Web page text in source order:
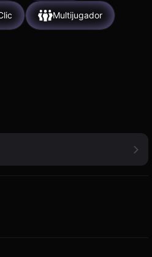
Multijugador